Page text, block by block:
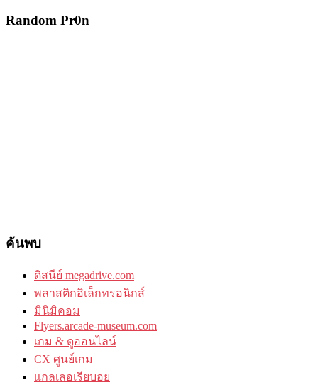
Random Pr0n
ค้นพบ
ดิสนีย์ megadrive.com
พลาสติกอิเล็กทรอนิกส์
มินิมิคอม
Flyers.arcade-museum.com
เกม & ดูออนไลน์
CX ศูนย์เกม
แกลเลอเรียบอย